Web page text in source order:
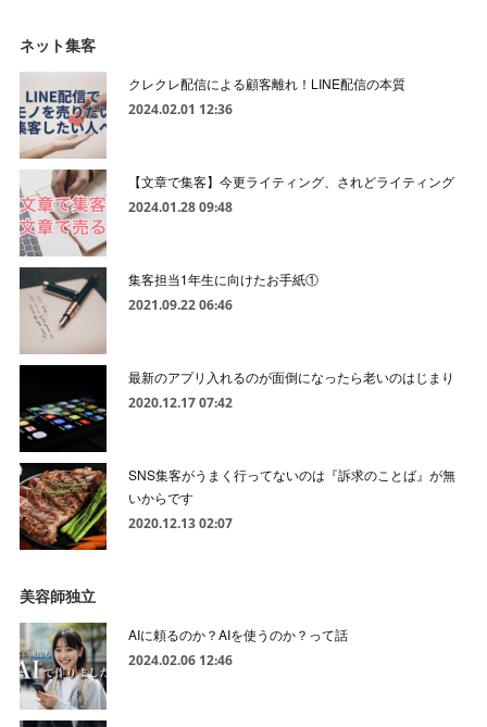
ネット集客
クレクレ配信による顧客離れ！LINE配信の本質
2024.02.01 12:36
【文章で集客】今更ライティング、されどライティング
2024.01.28 09:48
集客担当1年生に向けたお手紙①
2021.09.22 06:46
最新のアプリ入れるのが面倒になったら老いのはじまり
2020.12.17 07:42
SNS集客がうまく行ってないのは『訴求のことば』が無
いからです
2020.12.13 02:07
美容師独立
AIに頼るのか？AIを使うのか？って話
2024.02.06 12:46